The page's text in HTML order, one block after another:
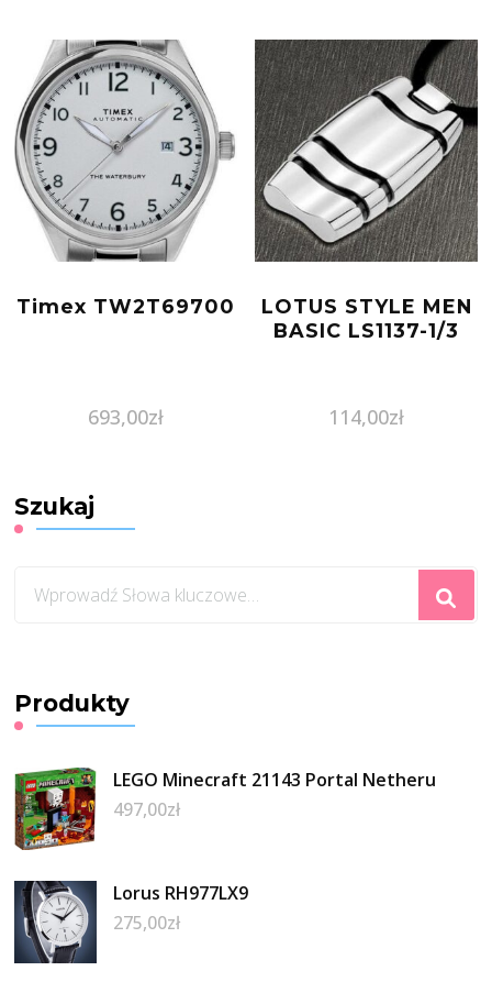
Timex TW2T69700
693,00zł
LOTUS STYLE MEN
BASIC LS1137-1/3
114,00zł
Szukaj
czegoś?
Produkty
LEGO Minecraft 21143 Portal Netheru
497,00zł
Lorus RH977LX9
275,00zł